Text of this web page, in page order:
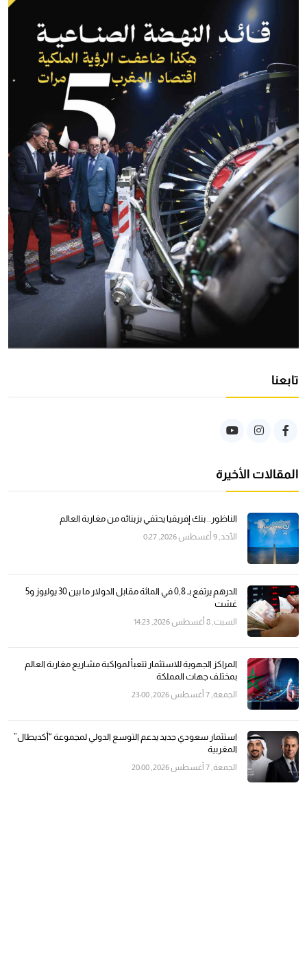
تابعنا
المقالات الأخيرة
الناظور.. بنك إفريقيا يحتفي بزبنائه من مغاربة العالم
الأحد, 9 أغسطس 2026, 0:27
الدرهم يرتفع بـ 0,8 في المائة مقابل الدولار ما بين 30 يوليوز و5
غشت
السبت, 8 أغسطس 2026, 14:23
المراكز الجهوية للاستثمار تتعبأ لمواكبة مشاريع مغاربة العالم
بمختلف جهات المملكة
الجمعة, 7 أغسطس 2026, 23:00
استثمار سعودي جديد يدعم التوسع الدولي لمجموعة “أكديطال”
المغربية
الجمعة, 7 أغسطس 2026, 20:00